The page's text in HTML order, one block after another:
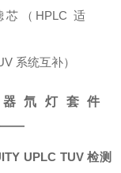
芯（HPLC 适
系统互补）
器氘灯 套件
——
UPLC TUV 检测